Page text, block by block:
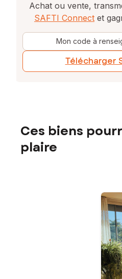
Achat ou vente,
SAFTI Connect et
Mon code à
Télécharger
Ces biens
plaire